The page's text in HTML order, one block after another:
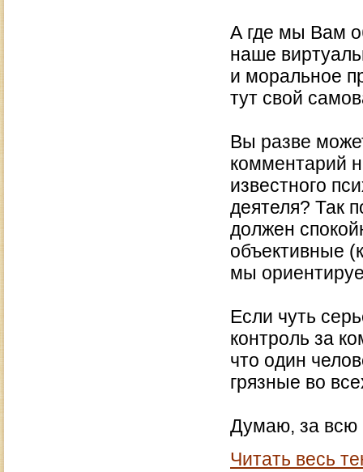
А где мы Вам
наше
и моральное
тут свой
Вы разве
комментарий
известного
деятеля? Так
должен
объективные
мы
Если чуть
контроль за
что один
грязные во
Думаю, за всю
Читать весь